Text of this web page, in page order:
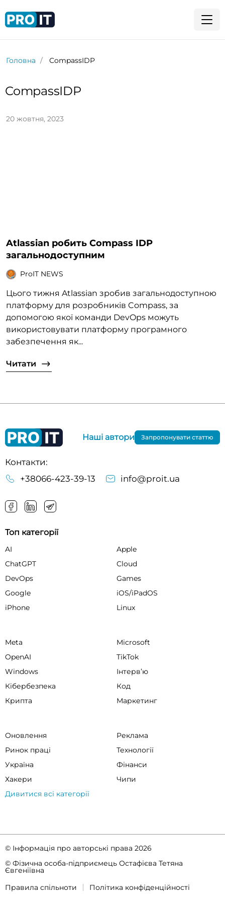
Головна CompassIDP
CompassIDP
20 жовтня, 2023
Atlassian робить Compass IDP
загальнодоступним
ProIT NEWS
Цього тижня Atlassian зробив загальнодоступною
платформу для розробників Compass, за
допомогою якої команди DevOps можуть
використовувати платформу програмного
забезпечення як...
Читати
Контакти:
+38066-423-39-13
info@proit.ua
Наші автори Запропонувати статтю
Топ категорії
AI
Apple
ChatGPT
Cloud
DevOps
Games
Google
iOS/iPadOS
iPhone
Linux
Meta
Microsoft
OpenAI
TikTok
Windows
Інтервʼю
Кібербезпека
Код
Крипта
Маркетинг
Оновлення
Реклама
Ринок праці
Технології
Україна
Фінанси
Хакери
Чипи
Дивитися всі категорії
© Інформація про авторські права 2026
© Фізична особа-підприємець Остафієва Тетяна
Євгеніївна
Правила спільноти
Політика конфіденційності